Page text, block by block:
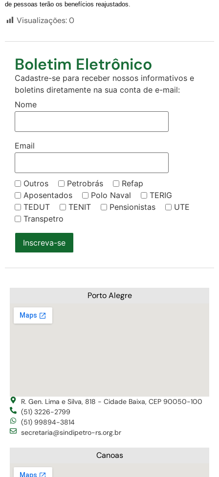
de pessoas terão os benefícios reajustados.
Visualizações:0
Boletim Eletrônico
Cadastre-se para receber nossos informativos e
boletins diretamente na sua conta de e-mail:
Nome
Email
Outros Petrobrás
Refap
Aposentados
Polo Naval
TERIG
TEDUT
TENIT Pensionistas
UTE
Transpetro
Inscreva-se
Porto Alegre
R. Gen. Lima e Silva, 818 - Cidade Baixa, CEP 90050-100
(51) 3226-2799
(51) 99894-3814
secretaria@sindipetro-rs.org.br
Canoas